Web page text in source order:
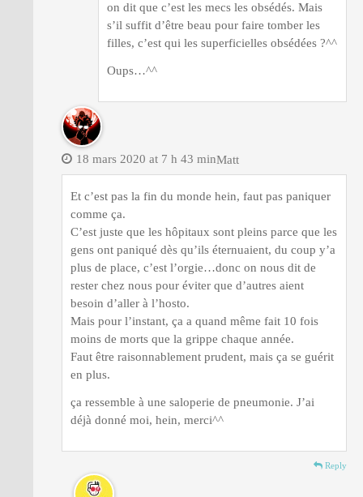
on dit que c’est les mecs les obsédés. Mais
s’il suffit d’être beau pour faire tomber les
filles, c’est qui les superficielles obsédées ?^^
Oups…^^
Matt
18 mars 2020 at 7 h 43 min
Et c’est pas la fin du monde hein, faut pas paniquer
comme ça.
C’est juste que les hôpitaux sont pleins parce que les
gens ont paniqué dès qu’ils éternuaient, du coup y’a
plus de place, c’est l’orgie…donc on nous dit de
rester chez nous pour éviter que d’autres aient
besoin d’aller à l’hosto.
Mais pour l’instant, ça a quand même fait 10 fois
moins de morts que la grippe chaque année.
Faut être raisonnablement prudent, mais ça se guérit
en plus.
ça ressemble à une saloperie de pneumonie. J’ai
déjà donné moi, hein, merci^^
Reply